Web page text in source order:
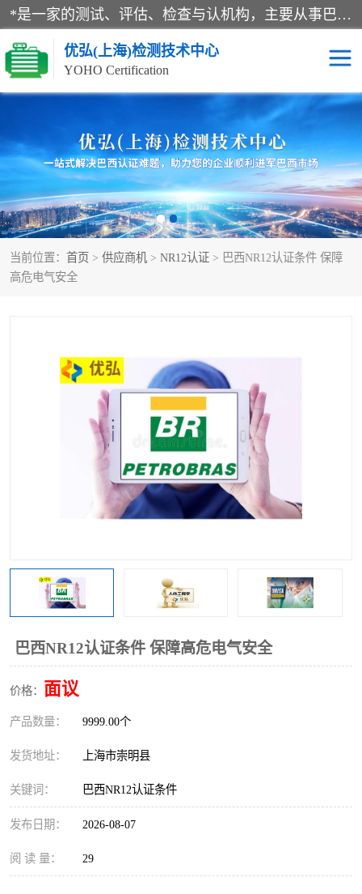
*是一家的测试、评估、检查与认机构，主要从事巴西NR10认证、NR12认证、NR13认证；ANATEL认证、INMTRO认证，欧盟CE认证：MD认证，PED认证，MID认证，ATEX认证，德国蓝色天使认证。
优弘(上海)检测技术中心
YOHO Certification
当前位置： 首页 > 供应商机 > NR12认证 > 巴西NR12认证条件 保障
高危电气安全
巴西NR12认证条件 保障高危电气安全
价格： 面议
产品数量： 9999.00个
发货地址： 上海市崇明县
关键词： 巴西NR12认证条件
发布日期： 2026-08-07
阅 读 量： 29
RECYCLASS认证 NR10认证
NR12认证 NR13认证
ART认证 巴西NR认证
巴西认证 RETIE认证